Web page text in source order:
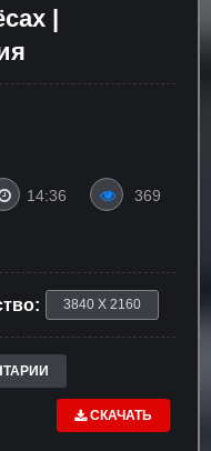
|
14:36 369
3840 X 2160
СКАЧАТЬ